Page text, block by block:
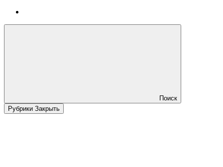
Поиск
Рубрики Закрыть